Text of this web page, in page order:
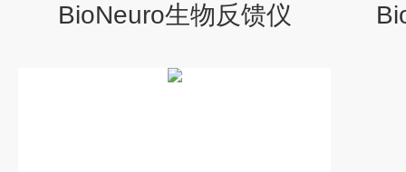
BioNeuro生物反馈仪